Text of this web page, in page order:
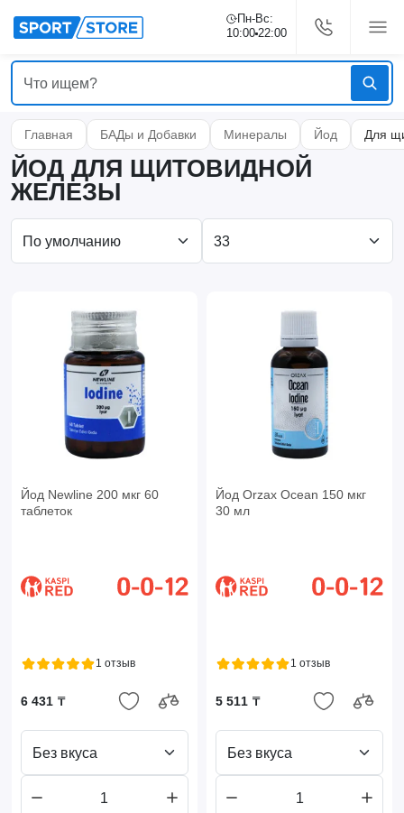
Пн-Вс:
10:00 22:00
Главная БАДы и Добавки Минералы Йод Для
ЙОД ДЛЯ ЩИТОВИДНОЙ
ЖЕЛЕЗЫ
Йод Newline 200 мкг 60
таблеток
1 отзыв
6 431 ₸
Без вкуса
Йод Orzax Ocean 150 мкг
30 мл
1 отзыв
5 511 ₸
Без вкуса